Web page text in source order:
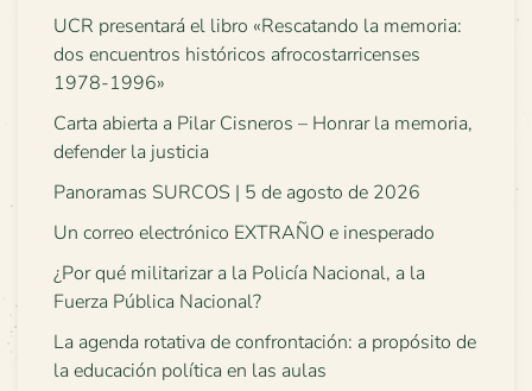
UCR presentará el libro «Rescatando la memoria:
dos encuentros históricos afrocostarricenses
1978-1996»
Carta abierta a Pilar Cisneros – Honrar la memoria,
defender la justicia
Panoramas SURCOS | 5 de agosto de 2026
Un correo electrónico EXTRAÑO e inesperado
¿Por qué militarizar a la Policía Nacional, a la
Fuerza Pública Nacional?
La agenda rotativa de confrontación: a propósito de
la educación política en las aulas